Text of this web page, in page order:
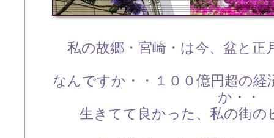
私の故郷・宮崎・は今、盆と正
なんですか・・１００億円超の
か・・
生きてて良かった、私の街の